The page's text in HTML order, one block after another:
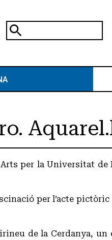
per la Universitat
per l’acte
de la Cerdanya,